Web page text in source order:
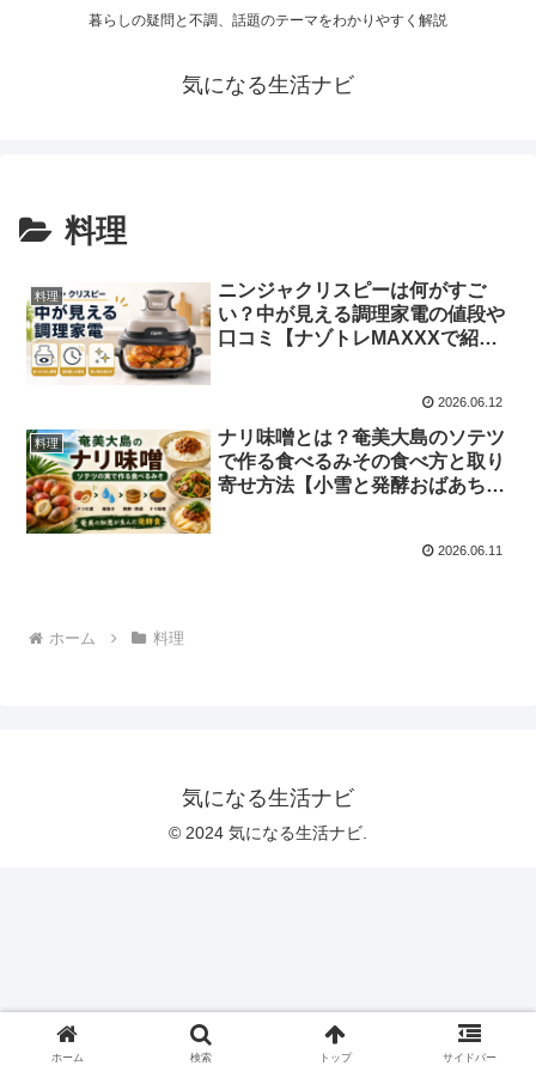
暮らしの疑問と不調、話題のテーマをわかりやすく解説
気になる生活ナビ
料理
料理
ニンジャクリスピーは何がすご
い？中が見える調理家電の値段や
口コミ【ナゾトレMAXXXで紹
2026.06.12
料理
ナリ味噌とは？奄美大島のソテツ
で作る食べるみその食べ方と取り
寄せ方法【小雪と発酵おばあちゃ
2026.06.11
ホーム 料理
気になる生活ナビ
© 2024 気になる生活ナビ.
ホーム 検索 トップ サイドバー